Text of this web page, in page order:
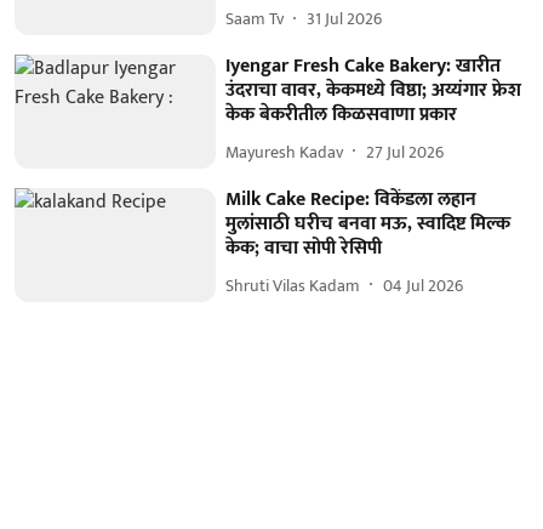
Saam Tv 31 Jul 2026
Iyengar Fresh Cake Bakery: खारीत
उंदराचा वावर, केकमध्ये विष्ठा; अय्यंगार फ्रेश
केक बेकरीतील किळसवाणा प्रकार
Mayuresh Kadav 27 Jul 2026
Milk Cake Recipe: विकेंडला लहान
मुलांसाठी घरीच बनवा मऊ, स्वादिष्ट मिल्क
केक; वाचा सोपी रेसिपी
Shruti Vilas Kadam 04 Jul 2026